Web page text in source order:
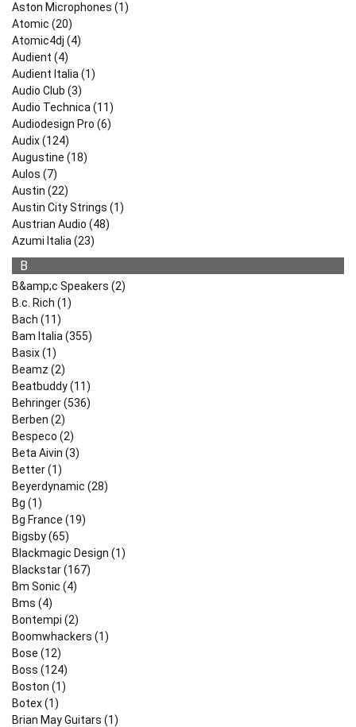
Aston Microphones (1)
Atomic (20)
Atomic4dj (4)
Audient (4)
Audient Italia (1)
Audio Club (3)
Audio Technica (11)
Audiodesign Pro (6)
Audix (124)
Augustine (18)
Aulos (7)
Austin (22)
Austin City Strings (1)
Austrian Audio (48)
Azumi Italia (23)
B
B&amp;c Speakers (2)
B.c. Rich (1)
Bach (11)
Bam Italia (355)
Basix (1)
Beamz (2)
Beatbuddy (11)
Behringer (536)
Berben (2)
Bespeco (2)
Beta Aivin (3)
Better (1)
Beyerdynamic (28)
Bg (1)
Bg France (19)
Bigsby (65)
Blackmagic Design (1)
Blackstar (167)
Bm Sonic (4)
Bms (4)
Bontempi (2)
Boomwhackers (1)
Bose (12)
Boss (124)
Boston (1)
Botex (1)
Brian May Guitars (1)